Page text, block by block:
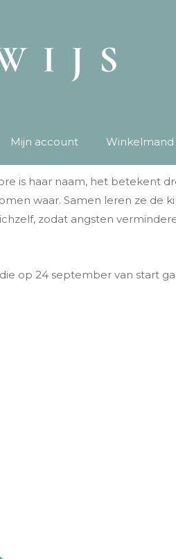
Mijn account Winkelmand
is haar naam, het betekent
waar. Samen leren ze de
zodat angsten
op 24 september van start